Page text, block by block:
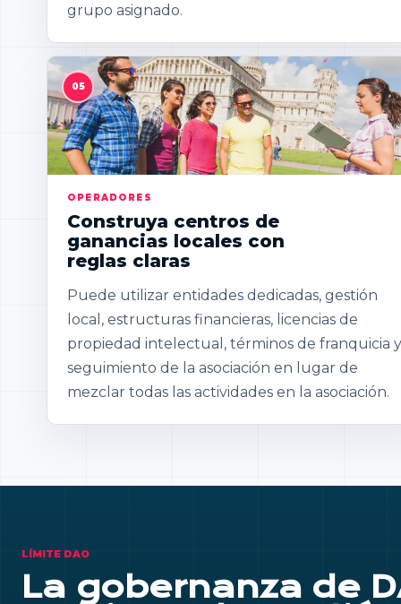
grupo asignado.
OPERADORES
Construya centros de
ganancias locales con
reglas claras
Puede utilizar entidades dedicadas, gestión
local, estructuras financieras, licencias de
propiedad intelectual, términos de franquicia y
seguimiento de la asociación en lugar de
mezclar todas las actividades en la asociación.
LÍMITE DAO
La gobernanza de